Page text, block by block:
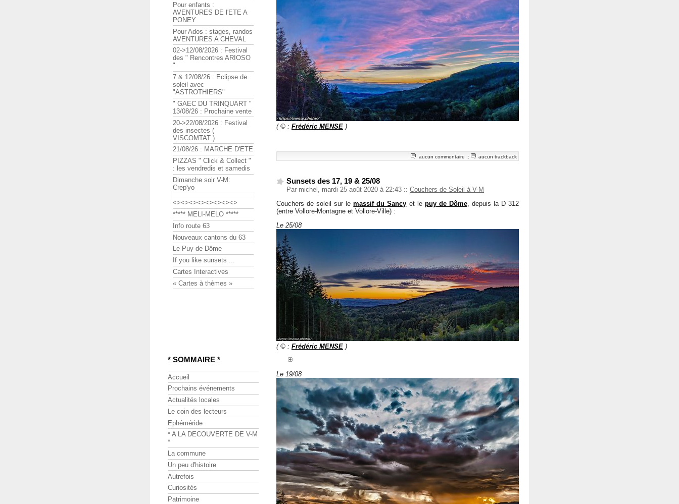
( © : Frédéric MENSE )
aucun commentaire :: aucun trackback
Sunsets des 17, 19 & 25/08
Par michel, mardi 25 août 2020 à 22:43 :: Couchers de Soleil à V-M
Couchers de soleil sur lemassif du Sancy et le puy de Dôme, depuis la D 312
(entre Vollore-Montagne et Vollore-Ville) :
Le 25/08
( © : Frédéric MENSE )
Le 19/08
Pour enfants :
AVENTURES DE l'ETE A
PONEY
Pour Ados : stages, randos
AVENTURES A CHEVAL
02->12/08/2026 : Festival
des " Rencontres ARIOSO
"
7 & 12/08/26 : Eclipse de
soleil avec
"ASTROTHIERS"
" GAEC DU TRINQUART "
13/08/26 : Prochaine vente
20->22/08/2026 : Festival
des insectes (
VISCOMTAT )
21/08/26 : MARCHE D'ETE
PIZZAS " Click & Collect "
: les vendredis et samedis
Dimanche soir V-M:
Crep'yo
<><><><><><><><>
***** MELI-MELO *****
Info route 63
Nouveaux cantons du 63
Le Puy de Dôme
If you like sunsets ...
Cartes Interactives
« Cartes à thèmes »
* SOMMAIRE *
Accueil
Prochains événements
Actualités locales
Le coin des lecteurs
Ephéméride
* A LA DECOUVERTE DE V-M
*
La commune
Un peu d'histoire
Autrefois
Curiosités
Patrimoine